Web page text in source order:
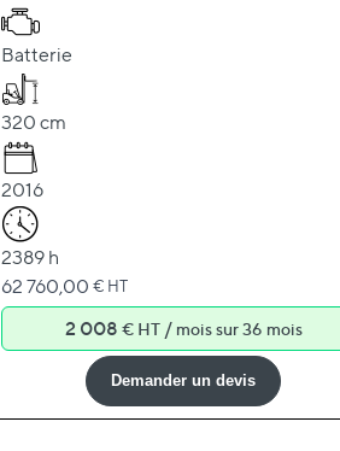
Batterie
320 cm
2016
2389 h
62 760,00 € HT
2 008 € HT / mois sur 36 mois
Demander un devis